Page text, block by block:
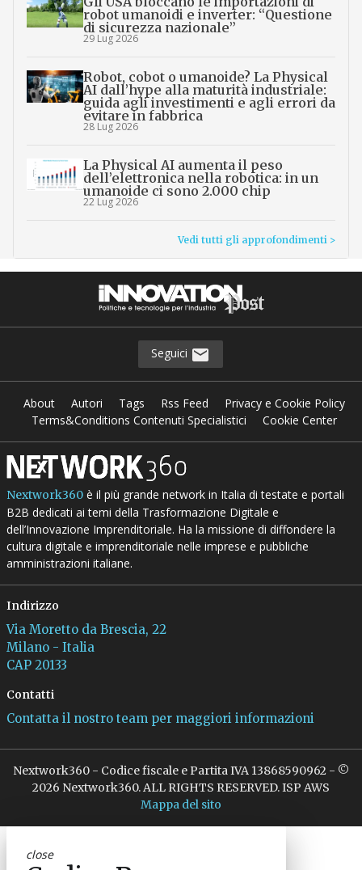
robot umanoidi e inverter: “Questione
di sicurezza nazionale”
29 Lug 2026
Robot, cobot o umanoide? La Physical
AI dall’hype alla maturità industriale:
guida agli investimenti e agli errori da
evitare in fabbrica
28 Lug 2026
La Physical AI aumenta il peso
dell’elettronica nella robotica: in un
umanoide ci sono 2.000 chip
22 Lug 2026
Vedi tutti gli approfondimenti >
Seguici
About Autori Tags Rss Feed
Privacy e Cookie Policy
Terms&Conditions Contenuti Specialistici
Cookie Center
Nextwork360è il più grande network in Italia di testate e portali
B2B dedicati ai temi della Trasformazione Digitale e
dell’Innovazione Imprenditoriale. Ha la missione di diffondere la
cultura digitale e imprenditoriale nelle imprese e pubbliche
amministrazioni italiane.
Indirizzo
Via Moretto da Brescia, 22
Milano - Italia
CAP 20133
Contatti
Contatta il nostro team per maggiori informazioni
Nextwork360 - Codice fiscale e Partita IVA 13868590962 - ©
2026 Nextwork360. ALL RIGHTS RESERVED. ISP AWS
Mappa del sito
close